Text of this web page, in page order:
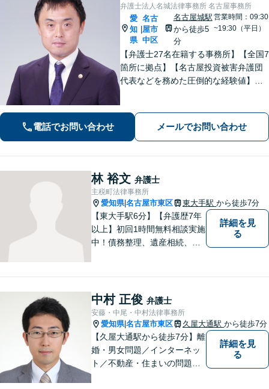
弁護士法人名城法律事務所 名古屋事務所
愛
知
県
名古
屋市
中区
名古屋城駅
から徒歩5
分
営業時間：09:30
~19:30（平日）
【弁護士27名在籍する事務所】【全国7
箇所に拠点】【名古屋投資被害弁護団
代表などを務めた圧倒的な経験値】投
せください【初回相談無料】【メディ
ア出演やセミナー講演多数】
電話でお問い合わせ メールでお問い合わせ
林 裕文 弁護士
主税町法律事務所
愛知県|名古屋市東区 東大手駅 から徒歩7分
【東大手駅6分】【弁護歴7年
以上】初回1時間無料相談実施
中！債務整理、遺産相続、離
まずはお気軽にご相談くださ
い！【駐車場近く】
詳細を見
る
中村 正俊 弁護士
安藤・中尾・中村法律事務所
愛知県|名古屋市東区 久屋大通駅 から徒歩7分
【久屋大通駅から徒歩7分】離
婚・男女問題／インターネッ
ト／不動産・住まいの問題に
詳細を見
る